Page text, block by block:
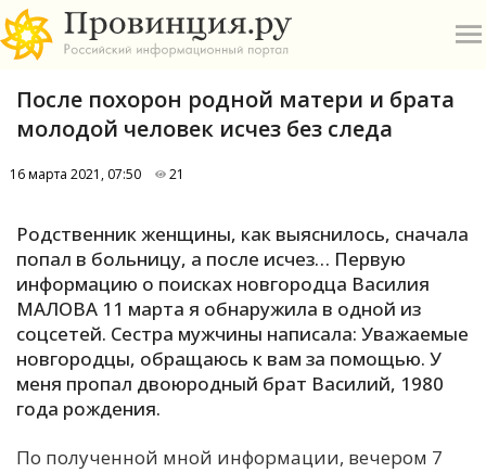
А
Б
В
О
П
После похорон родной матери и брата
молодой человек исчез без следа
16 марта 2021, 07:50 21
Родственник женщины, как выяснилось, сначала
попал в больницу, а после исчез… Первую
информацию о поисках новгородца Василия
МАЛОВА 11 марта я обнаружила в одной из
соцсетей. Сестра мужчины написала: Уважаемые
новгородцы, обращаюсь к вам за помощью. У
меня пропал двоюродный брат Василий, 1980
года рождения.
По полученной мной информации, вечером 7